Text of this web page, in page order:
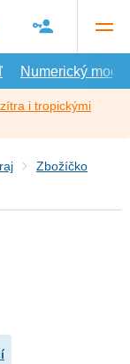
Numerický model
i tropickými
Zbožíčko